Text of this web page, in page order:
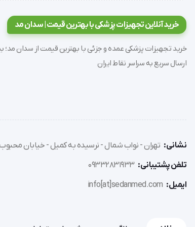
خرید آنلاین تجهیزات پزشکی با بهترین قیمت | سدان مد
ارسال سریع به سراسر نقاط ایران
نشانی: تهران - نواب شمال - نرسیده به کمیل - خیابان محبوب
تلفن پشتیبانی: 09332831933
ایمیل: info[at]sedanmed.com